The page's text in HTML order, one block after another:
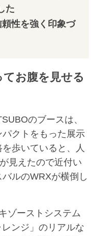
た
性を強く印象づ
お腹を見せる
のブースは、
クトをもった展示
歩いていると、人
見えたので近付い
ルのWRXが横倒し
ゾーストシステム
ンジ」のリアルな